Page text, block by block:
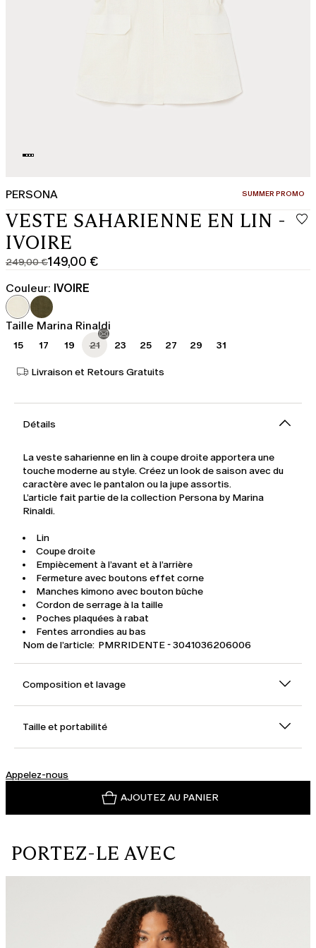
PERSONA CATÉGORIE:
SUMMER PROMO
VESTE SAHARIENNE EN LIN -
IVOIRE
249,00 €
Prix
original
249,00
€
149,00 €
Prix
actuel
149,00
€
Couleur: IVOIRE
Taille Marina Rinaldi
15 17 19 21 23 25 27 29 31
Livraison et Retours Gratuits
Détails
La veste saharienne en lin à coupe droite apportera une
touche moderne au style. Créez un look de saison avec du
caractère avec le pantalon ou la jupe assortis.
L’article fait partie de la collection Persona by Marina
Rinaldi.
Lin
Coupe droite
Empiècement à l’avant et à l’arrière
Fermeture avec boutons effet corne
Manches kimono avec bouton bûche
Cordon de serrage à la taille
Poches plaquées à rabat
Fentes arrondies au bas
Nom de l’article: PMRRIDENTE - 3041036206006
Composition et lavage
Taille et portabilité
Appelez-nous
AJOUTEZ AU PANIER
PORTEZ-LE AVEC